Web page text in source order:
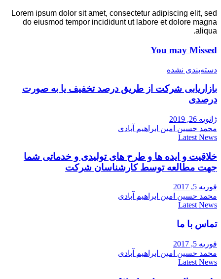
Lorem ipsum dolor sit amet, consectetur adipiscing elit, sed
do eiusmod tempor incididunt ut labore et dolore magna
aliqua.
You may Missed
دسته‌بندی نشده
بازاریابی شرکت از طریق درصد تخفیف یا به صورت
درصدی
ژانویه 26, 2019
محمد حسین امین ابراهیم آبادی
Latest News
خلاقیت و ایده ها و طرح های تولیدی و خدماتی شما
جهت مطالعه توسط کارشناسان شرکت
فوریه 5, 2017
محمد حسین امین ابراهیم آبادی
Latest News
تماس با ما
فوریه 5, 2017
محمد حسین امین ابراهیم آبادی
Latest News